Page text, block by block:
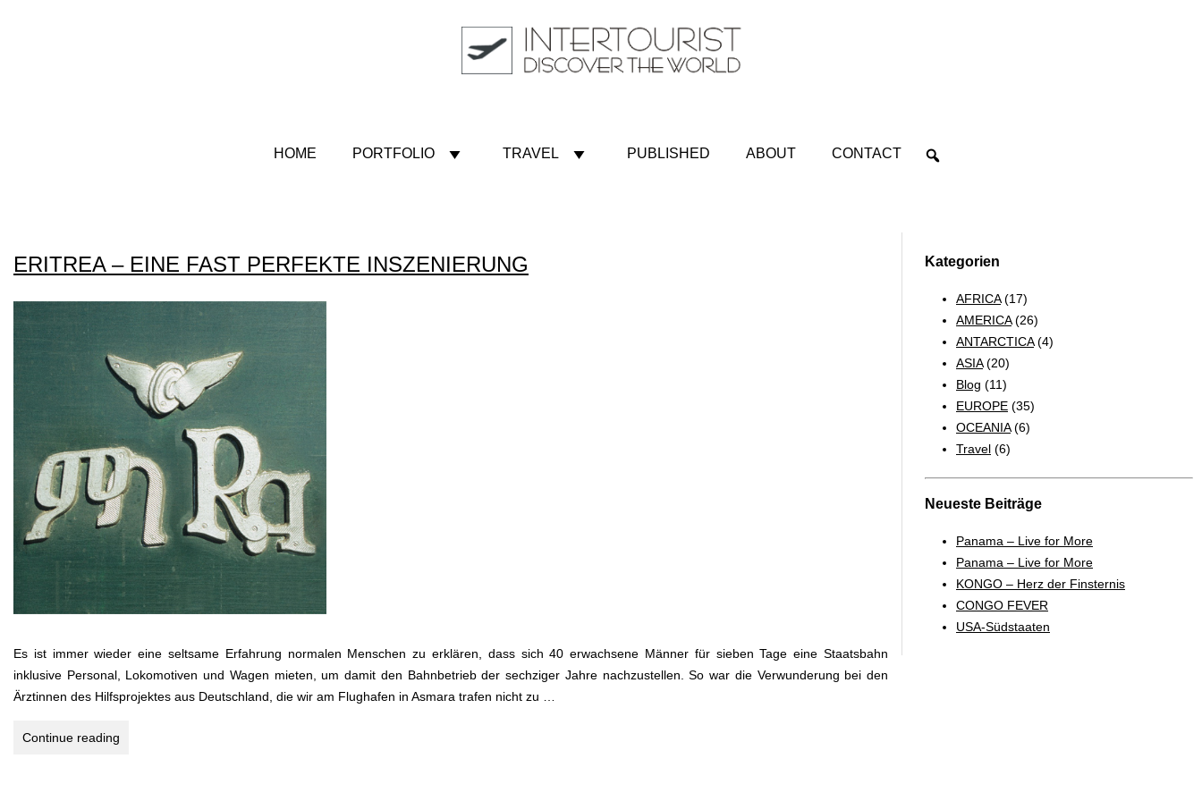
HOME PORTFOLIO TRAVEL PUBLISHED ABOUT CONTACT
ERITREA – EINE FAST PERFEKTE INSZENIERUNG
Es ist immer wieder eine seltsame Erfahrung normalen Menschen zu erklären, dass sich 40 erwachsene Männer für sieben Tage eine Staatsbahn
inklusive Personal, Lokomotiven und Wagen mieten, um damit den Bahnbetrieb der sechziger Jahre nachzustellen. So war die Verwunderung bei den
Ärztinnen des Hilfsprojektes aus Deutschland, die wir am Flughafen in Asmara trafen nicht zu …
Continue reading
Kategorien
AFRICA(17)
AMERICA(26)
ANTARCTICA(4)
ASIA(20)
Blog (11)
EUROPE (35)
OCEANIA(6)
Travel (6)
Neueste Beiträge
Panama – Live for More
Panama – Live for More
KONGO – Herz der Finsternis
CONGO FEVER
USA-Südstaaten